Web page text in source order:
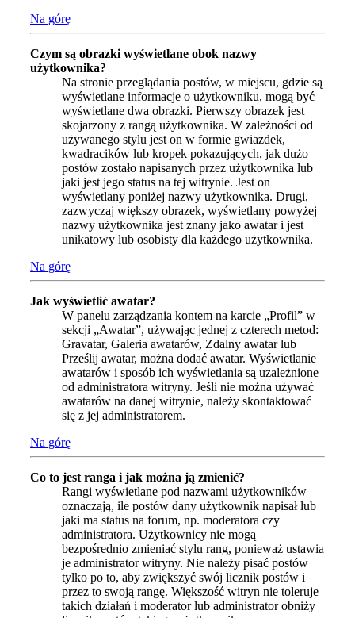
Na górę
Czym są obrazki wyświetlane obok nazwy
użytkownika?
Na stronie przeglądania postów, w miejscu, gdzie są
wyświetlane informacje o użytkowniku, mogą być
wyświetlane dwa obrazki. Pierwszy obrazek jest
skojarzony z rangą użytkownika. W zależności od
używanego stylu jest on w formie gwiazdek,
kwadracików lub kropek pokazujących, jak dużo
postów zostało napisanych przez użytkownika lub
jaki jest jego status na tej witrynie. Jest on
wyświetlany poniżej nazwy użytkownika. Drugi,
zazwyczaj większy obrazek, wyświetlany powyżej
nazwy użytkownika jest znany jako awatar i jest
unikatowy lub osobisty dla każdego użytkownika.
Na górę
Jak wyświetlić awatar?
W panelu zarządzania kontem na karcie „Profil” w
sekcji „Awatar”, używając jednej z czterech metod:
Gravatar, Galeria awatarów, Zdalny awatar lub
Prześlij awatar, można dodać awatar. Wyświetlanie
awatarów i sposób ich wyświetlania są uzależnione
od administratora witryny. Jeśli nie można używać
awatarów na danej witrynie, należy skontaktować
się z jej administratorem.
Na górę
Co to jest ranga i jak można ją zmienić?
Rangi wyświetlane pod nazwami użytkowników
oznaczają, ile postów dany użytkownik napisał lub
jaki ma status na forum, np. moderatora czy
administratora. Użytkownicy nie mogą
bezpośrednio zmieniać stylu rang, ponieważ ustawia
je administrator witryny. Nie należy pisać postów
tylko po to, aby zwiększyć swój licznik postów i
przez to swoją rangę. Większość witryn nie toleruje
takich działań i moderator lub administrator obniży